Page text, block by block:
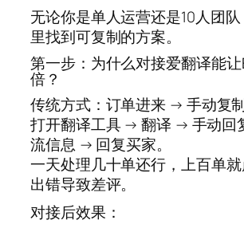
无论你是单人运营还是10人团
里找到可复制的方案。
第一步：为什么对接爱翻译能让
倍？
传统方式：订单进来 → 手动复
打开翻译工具 → 翻译 → 手动回
流信息 → 回复买家。
一天处理几十单还行，上百单
出错导致差评。
对接后效果：